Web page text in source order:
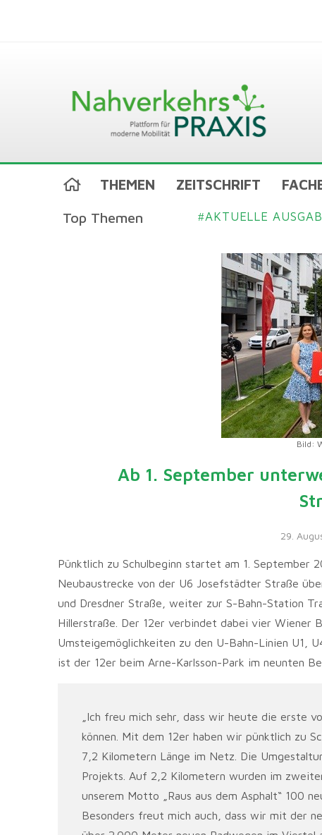
THEMEN ZEITSCHRIFT
Top Themen #AKTUELLE
Bild:
Ab 1. September
29.
Pünktlich zu Schulbeginn startet am 1. September
Neubaustrecke von der U6 Josefstädter Straße
und Dresdner Straße, weiter zur S-Bahn-Station
Hillerstraße. Der 12er verbindet dabei vier Wiener
Umsteigemöglichkeiten zu den U-Bahn-Linien U1,
ist der 12er beim Arne-Karlsson-Park im neunten
„Ich freu mich sehr, dass wir heute die erste
können. Mit dem 12er haben wir pünktlich zu
7,2 Kilometern Länge im Netz. Die
Projekts. Auf 2,2 Kilometern wurden im
unserem Motto „Raus aus dem Asphalt“ 100
Besonders freut mich auch, dass wir mit der